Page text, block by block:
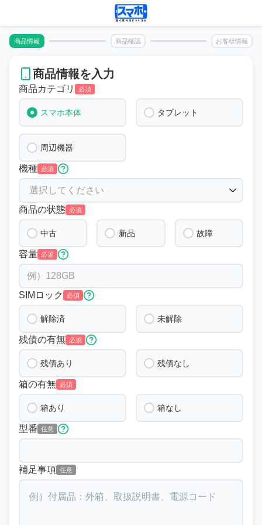
商品情報 商品確認 お客様情報
商品情報を入力
商品カテゴリ 必須
スマホ本体 タブレット
周辺機器
機種 必須
商品の状態 必須
中古 新品 故障
容量 必須
SIMロック 必須
解除済 未解除
残債の有無 必須
残債あり 残債なし
箱の有無 必須
箱あり 箱なし
型番 任意
補足事項 任意